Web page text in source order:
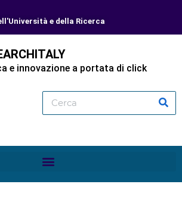
e della Ricerca
e innovazione a portata di click